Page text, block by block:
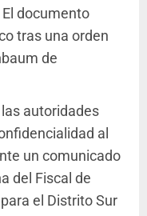
documento
tras una orden
de
autoridades
al
un comunicado
del Fiscal de
el Distrito Sur